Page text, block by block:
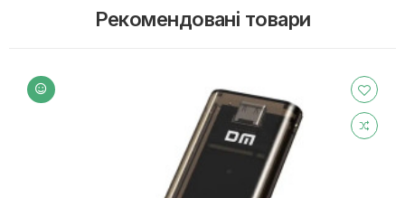
Рекомендовані товари